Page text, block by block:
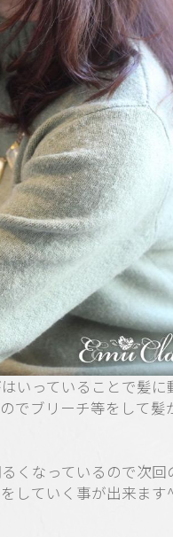
いっていることで髪に
でブリーチ等をして髪
くなっているので次回
していく事が出来ます